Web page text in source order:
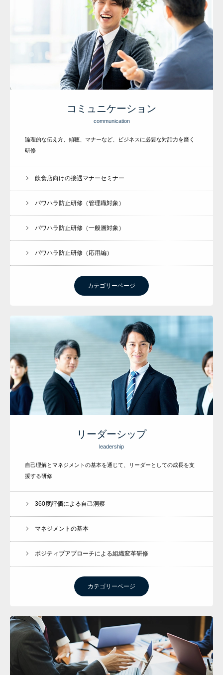
コミュニケーション
communication
論理的な伝え方、傾聴、マナーなど、ビジネスに必要な対話力を磨く
研修
飲食店向けの接遇マナーセミナー
パワハラ防止研修（管理職対象）
パワハラ防止研修（一般層対象）
パワハラ防止研修（応用編）
カテゴリーページ
リーダーシップ
leadership
自己理解とマネジメントの基本を通じて、リーダーとしての成長を支
援する研修
360度評価による自己洞察
マネジメントの基本
ポジティブアプローチによる組織変革研修
カテゴリーページ